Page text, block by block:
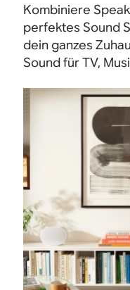
Kombiniere
perfektes Sound
dein ganzes
Sound für TV,